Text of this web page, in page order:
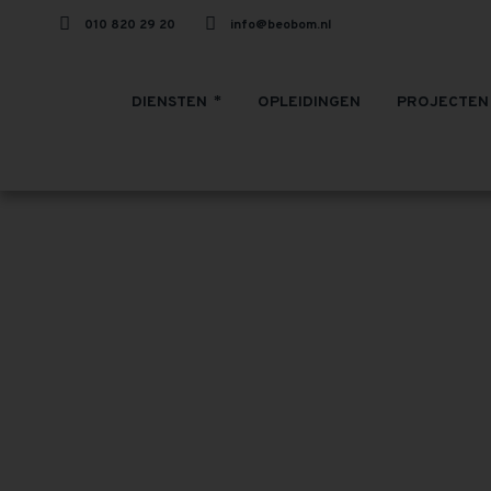
010 820 29 20 info@beobom.nl
DIENSTEN OPLEIDINGEN PROJECTEN